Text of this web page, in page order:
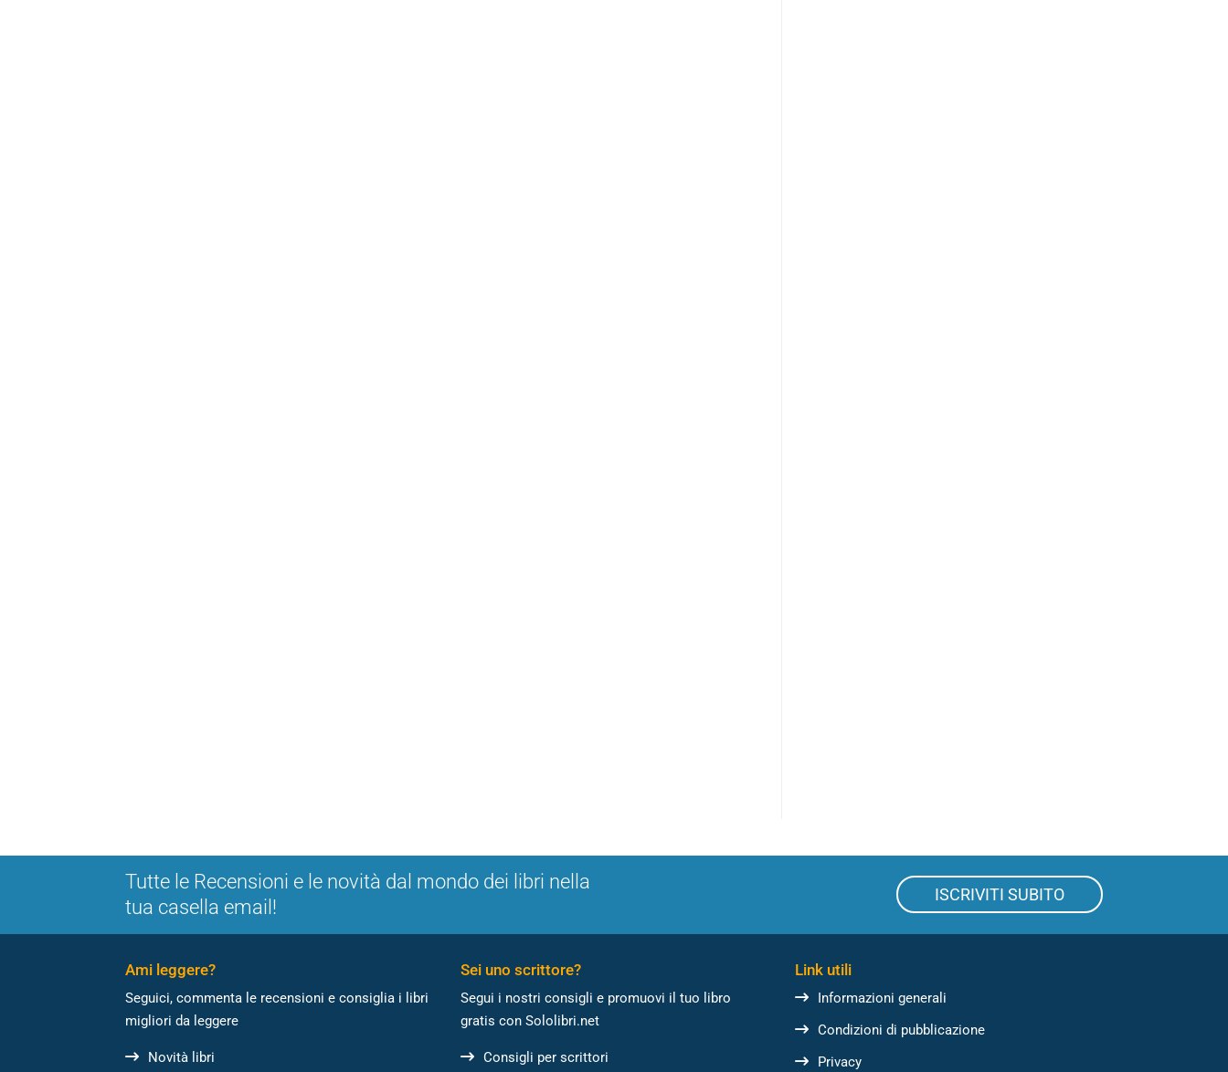
Tutte le Recensioni e le novità dal mondo dei libri nella
tua casella email!
ISCRIVITI SUBITO
Ami leggere?
Seguici, commenta le recensioni e consiglia i libri
migliori da leggere
Novità libri
Sei uno scrittore?
Segui i nostri consigli e promuovi il tuo libro
gratis con Sololibri.net
Consigli per scrittori
Link utili
Informazioni generali
Condizioni di pubblicazione
Privacy